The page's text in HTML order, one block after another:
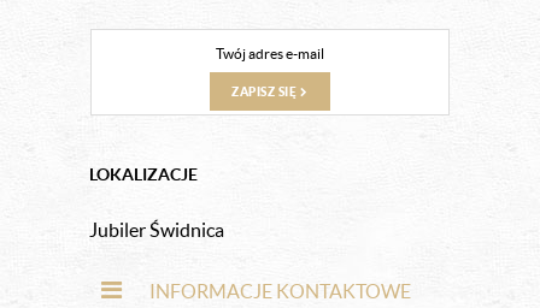
ZAPISZ SIĘ
LOKALIZACJE
Jubiler Świdnica
INFORMACJE KONTAKTOWE